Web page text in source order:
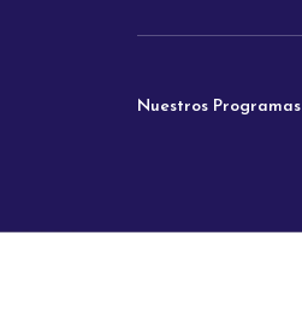
Nuestros Programas